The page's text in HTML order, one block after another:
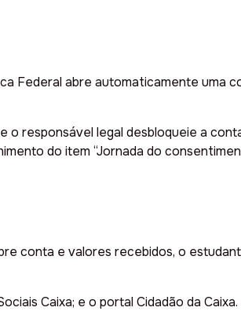
Federal abre automaticamente uma
responsável legal desbloqueie a
do item “Jornada do
conta e valores recebidos, o
Caixa; e o portal Cidadão da Caixa.